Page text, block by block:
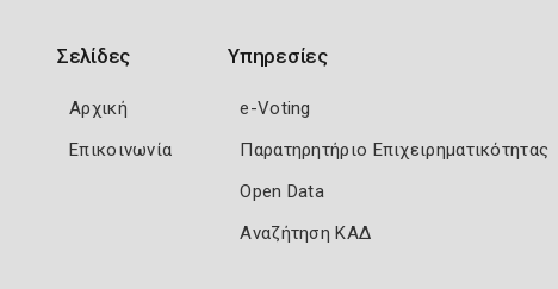
Σελίδες
Αρχική
Επικοινωνία
Υπηρεσίες
e-Voting
Παρατηρητήριο Επιχειρηματικότητας
Open Data
Αναζήτηση ΚΑΔ